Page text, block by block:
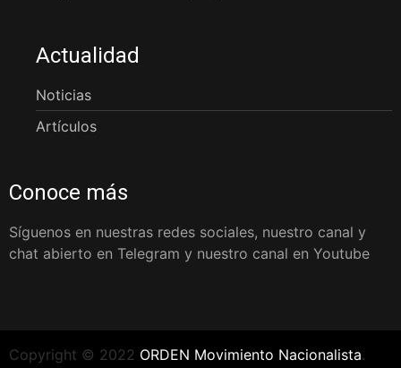
Actualidad
Noticias
Artículos
Conoce más
Síguenos en nuestras redes sociales, nuestro canal y
chat abierto en Telegram y nuestro canal en Youtube
Copyright © 2022 ORDEN Movimiento Nacionalista.